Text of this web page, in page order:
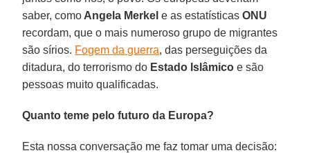
saber, como Angela Merkel e as estatísticasONU
recordam, que o mais numeroso grupo de migrantes
são sírios. Fogem da guerra, das perseguições da
ditadura, do terrorismo do Estado Islâmico e são
pessoas muito qualificadas.
Quanto teme pelo futuro da Europa?
Esta nossa conversação me faz tomar uma decisão: